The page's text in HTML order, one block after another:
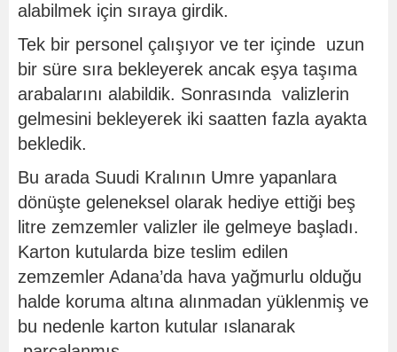
alabilmek için sıraya girdik.
Tek bir personel çalışıyor ve ter içinde uzun
bir süre sıra bekleyerek ancak eşya taşıma
arabalarını alabildik. Sonrasında valizlerin
gelmesini bekleyerek iki saatten fazla ayakta
bekledik.
Bu arada Suudi Kralının Umre yapanlara
dönüşte geleneksel olarak hediye ettiği beş
litre zemzemler valizler ile gelmeye başladı.
Karton kutularda bize teslim edilen
zemzemler Adana’da hava yağmurlu olduğu
halde koruma altına alınmadan yüklenmiş ve
bu nedenle karton kutular ıslanarak